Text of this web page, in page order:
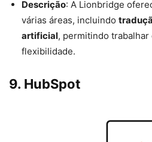
Descrição: A Lionbridge
várias áreas, incluindo
artificial, permitindo
flexibilidade.
9. HubSpot